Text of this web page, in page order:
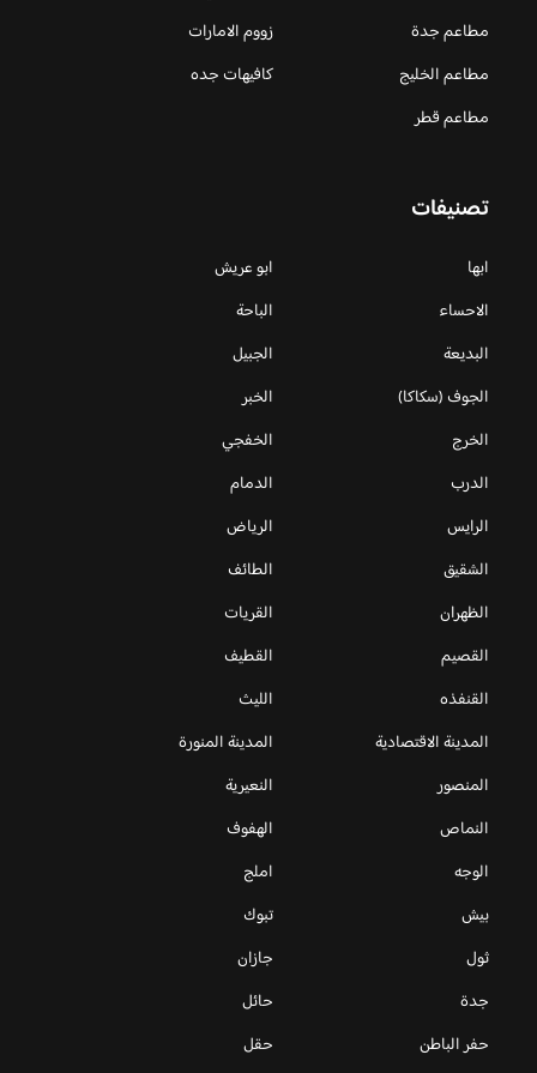
مطاعم جدة
زووم الامارات
مطاعم الخليج
كافيهات جده
مطاعم قطر
تصنيفات
ابها
ابو عريش
الاحساء
الباحة
البديعة
الجبيل
الجوف (سكاكا)
الخبر
الخرج
الخفجي
الدرب
الدمام
الرايس
الرياض
الشقيق
الطائف
الظهران
القريات
القصيم
القطيف
القنفذه
الليث
المدينة الاقتصادية
المدينة المنورة
المنصور
النعيرية
النماص
الهفوف
الوجه
املج
بيش
تبوك
ثول
جازان
جدة
حائل
حفر الباطن
حقل